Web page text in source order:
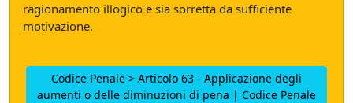
ragionamento illogico e sia sorretta da sufficiente
motivazione.
Codice Penale > Articolo 63 - Applicazione degli
aumenti o delle diminuzioni di pena | Codice Penale